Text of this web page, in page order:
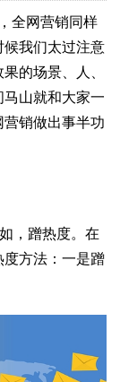
全网营销同样
我们太过注意
的场景、人、
山就和大家一
销做出事半功
，蹭热度。在
方法：一是蹭